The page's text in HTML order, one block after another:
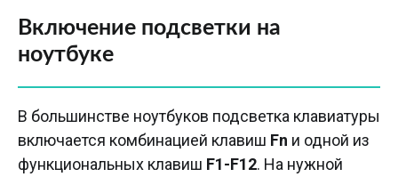
Включение подсветки на
ноутбуке
В большинстве ноутбуков подсветка клавиатуры
включается комбинацией клавиш Fn и одной из
функциональных клавиш F1-F12. На нужной